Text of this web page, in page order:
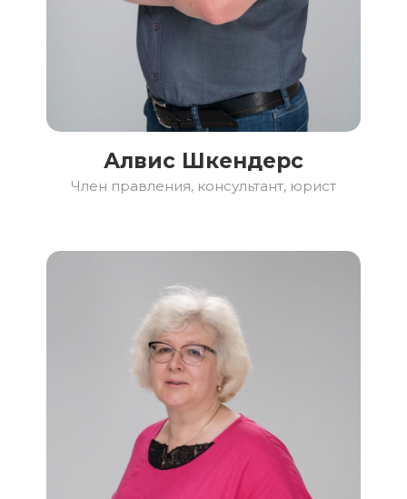
Алвис Шкендерс
Член правления, консультант, юрист